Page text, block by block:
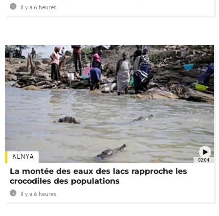
Il y a 6 heures
02:04
KENYA
La montée des eaux des lacs rapproche les
crocodiles des populations
Il y a 6 heures